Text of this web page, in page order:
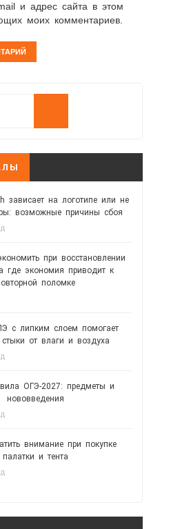
и адрес сайта в этом
моих комментариев.
зависает на логотипе или не
возможные причины сбоя
при восстановлении
где экономия приводит к
поломке
с липким слоем помогает
стыки от влаги и воздуха
ОГЭ-2027: предметы и
нововведения
внимание при покупке
палатки и тента